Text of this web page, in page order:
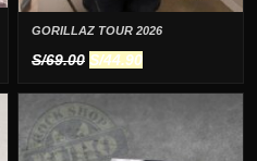
GORILLAZ TOUR 2026
S/69.00 El
era:
S/69.00.
S/44.90El
S/44.90.